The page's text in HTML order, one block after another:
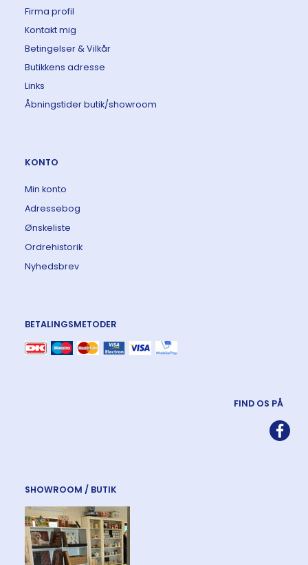
Firma profil
Kontakt mig
Betingelser & Vilkår
Butikkens adresse
Links
Åbningstider butik/showroom
KONTO
Min konto
Adressebog
Ønskeliste
Ordrehistorik
Nyhedsbrev
BETALINGSMETODER
FIND OS PÅ
SHOWROOM / BUTIK